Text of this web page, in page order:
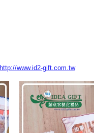
http://www.id2-gift.com.tw